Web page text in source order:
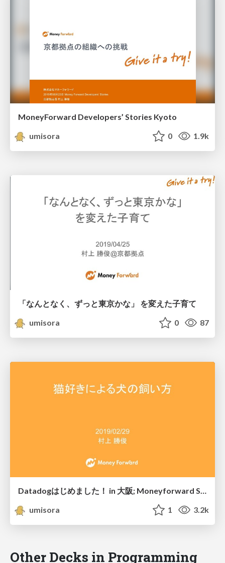
MoneyForward Developers’ Stories Kyoto
umisora
0 1.9k
「なんとなく、ずっと東京かな」 を変えた子育て
umisora
0 87
Datadogはじめました！ in 大阪; Moneyforward Session
umisora
1 3.2k
Other Decks in Programming